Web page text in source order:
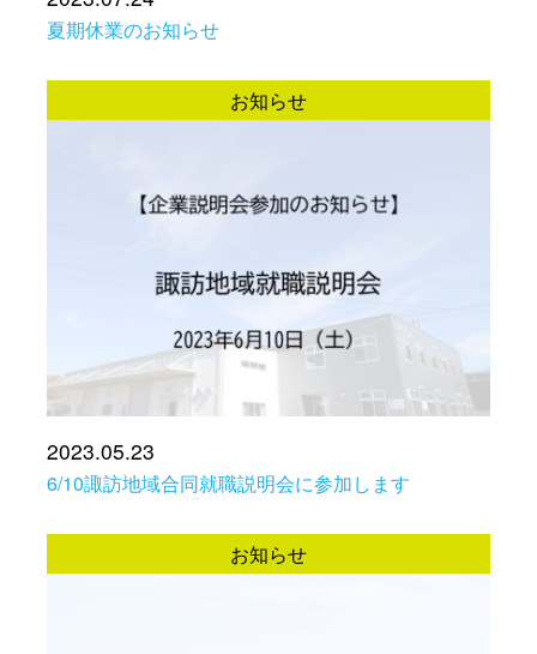
夏期休業のお知らせ
お知らせ
2023.05.23
6/10諏訪地域合同就職説明会に参加します
お知らせ